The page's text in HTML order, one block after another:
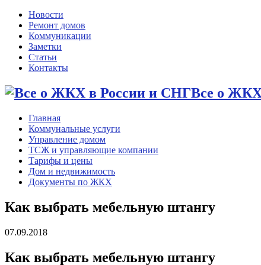
Новости
Ремонт домов
Коммуникации
Заметки
Статьи
Контакты
Все о
Главная
Коммунальные услуги
Управление домом
ТСЖ и управляющие компании
Тарифы и цены
Дом и недвижимость
Документы по ЖКХ
Как выбрать мебельную штангу
07.09.2018
Как выбрать мебельную штангу